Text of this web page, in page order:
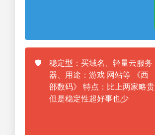
🛡️
稳定型：买域名、轻量云服务
器、用途：游戏 网站等 《西
部数码》 特点：比上两家略贵
但是稳定性超好事也少